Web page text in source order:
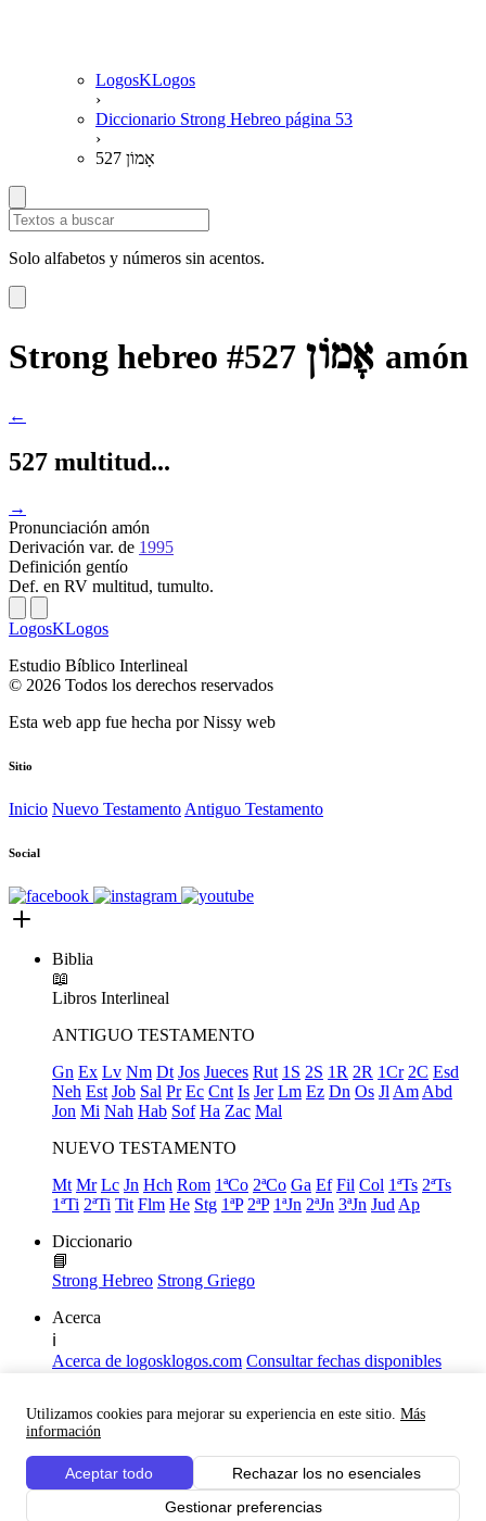
Utilizamos cookies para mejorar su experiencia en este sitio. Más
información
Aceptar todo
Rechazar los no esenciales
Gestionar preferencias
LogosKLogos
›
Diccionario Strong Hebreo página 53
›
527 אָמוֹן
Solo alfabetos y números sin acentos.
Strong hebreo #527 אָמוֹן amón
←
527 multitud...
→
Pronunciación amón
Derivación var. de 1995
Definición gentío
Def. en RV multitud, tumulto.
LogosKLogos
Estudio Bíblico Interlineal
© 2026 Todos los derechos reservados
Esta web app fue hecha porNissy web
Sitio
Inicio Nuevo Testamento Antiguo Testamento
Social
Biblia
📖
Libros Interlineal
ANTIGUO TESTAMENTO
Gn Ex Lv Nm Dt Jos Jueces Rut 1S 2S 1R 2R 1Cr 2C Esd
Neh Est Job Sal Pr Ec Cnt Is Jer Lm Ez Dn Os Jl Am Abd
Jon Mi Nah Hab Sof Ha Zac Mal
NUEVO TESTAMENTO
Mt Mr Lc Jn Hch Rom 1ªCo 2ªCo Ga Ef Fil Col 1ªTs 2ªTs
1ªTi 2ªTi Tit Flm He Stg 1ªP 2ªP 1ªJn 2ªJn 3ªJn Jud Ap
Diccionario
📘
Strong Hebreo Strong Griego
Acerca
ℹ️
Acerca de logosklogos.com Consultar fechas disponibles
Links útiles
Facebook